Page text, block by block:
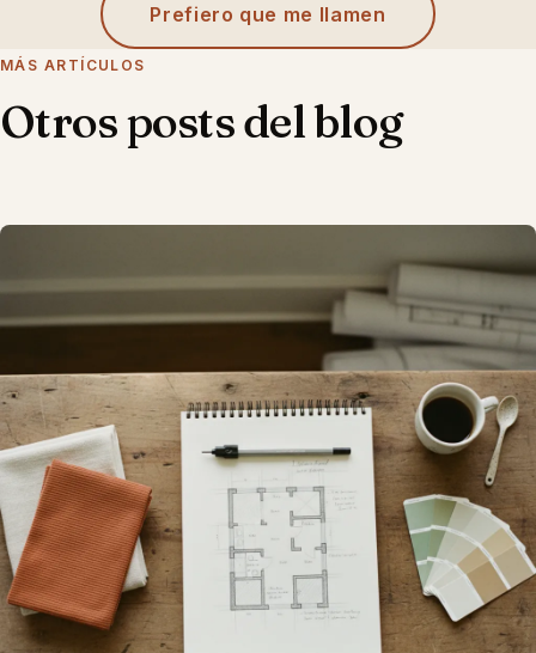
Prefiero que me llamen
MÁS ARTÍCULOS
Otros posts del blog